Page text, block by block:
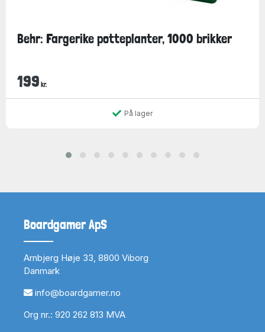
Behr: Fargerike potteplanter, 1000 brikker
199 kr.
På lager
Boardgamer ApS
Arnbjerg Høje 33, 8800 Viborg
Danmark
info@boardgamer.no
Org nr.: 920 262 813 MVA